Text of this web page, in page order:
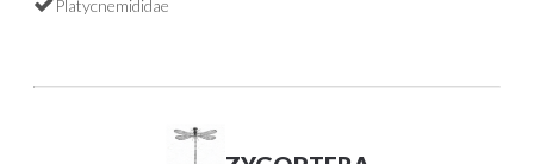
Platycnemididae